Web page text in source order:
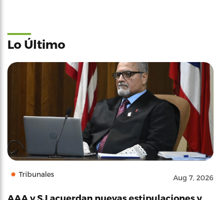
Lo Último
Tribunales Aug 7, 2026
AAA y SJ acuerdan nuevas estipulaciones y